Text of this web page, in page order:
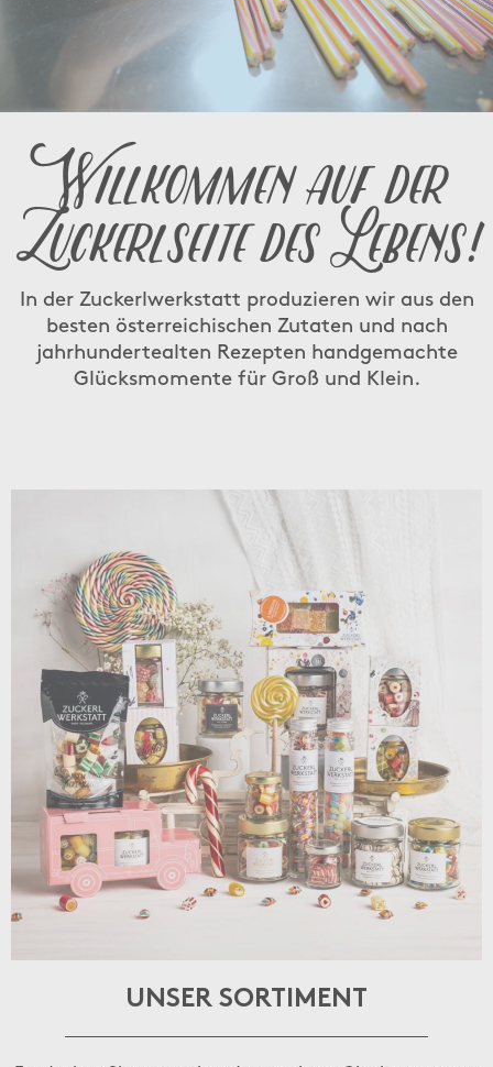
Willkommen auf der
Zuckerlseite des Lebens!
In der Zuckerlwerkstatt produzieren wir aus den
besten österreichischen Zutaten und nach
jahrhundertealten Rezepten handgemachte
Glücksmomente für Groß und Klein.
UNSER SORTIMENT